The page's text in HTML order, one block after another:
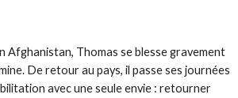
Afghanistan, Thomas se blesse gravement
De retour au pays, il passe ses journées
avec une seule envie : retourner